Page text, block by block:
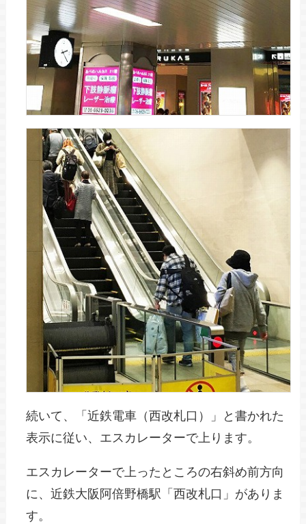
続いて、「近鉄電車（西改札口）」と書かれた
表示に従い、エスカレーターで上ります。
エスカレーターで上ったところの右斜め前方向
に、近鉄大阪阿倍野橋駅「西改札口」がありま
す。